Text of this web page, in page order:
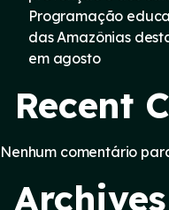
Programação
das Amazônias
em agosto
Recent
Nenhum comentário
Archives